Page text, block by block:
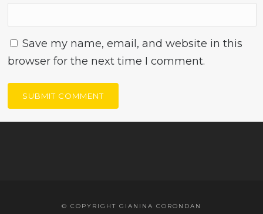
Save my name, email, and website in this
browser for the next time I comment.
© COPYRIGHT GIANINA CORONDAN